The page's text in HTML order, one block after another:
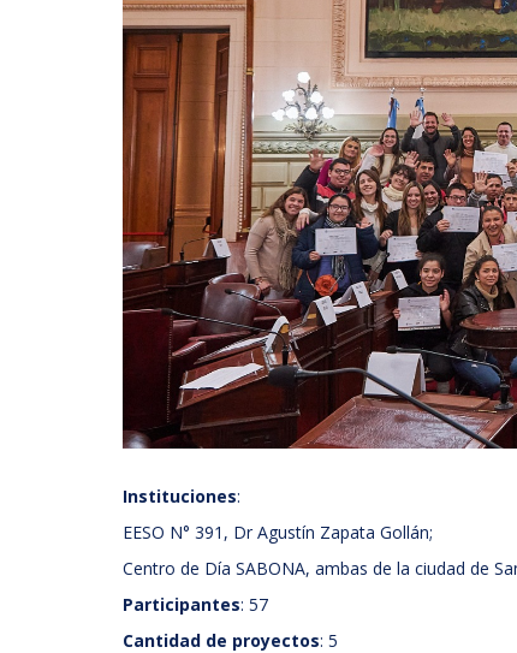
Instituciones:
EESO N° 391, Dr Agustín Zapata Gollán;
Centro de Día SABONA, ambas de la ciudad de
Participantes: 57
Cantidad de proyectos: 5